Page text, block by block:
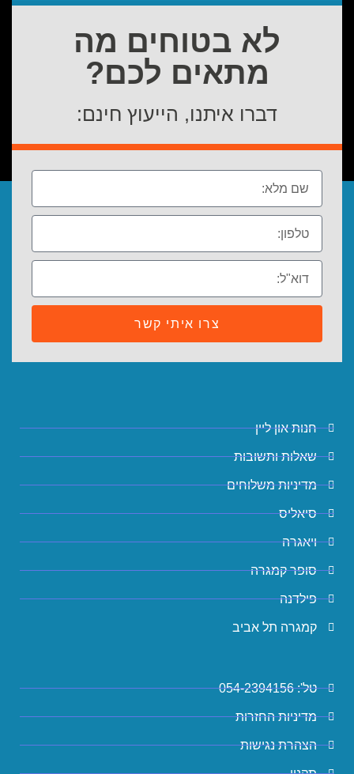
לא בטוחים מה
מתאים לכם?
דברו איתנו, הייעוץ חינם:
צרו איתי קשר
חנות און ליין
שאלות ותשובות
מדיניות משלוחים
סיאליס
ויאגרה
סופר קמגרה
פילדנה
קמגרה תל אביב
טל': 054-2394156
מדיניות החזרות
הצהרת נגישות